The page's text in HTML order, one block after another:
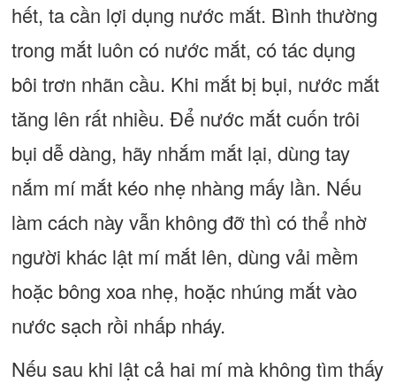
hết, ta cần lợi dụng nước mắt. Bình thường
trong mắt luôn có nước mắt, có tác dụng
bôi trơn nhãn cầu. Khi mắt bị bụi, nước mắt
tăng lên rất nhiều. Để nước mắt cuốn trôi
bụi dễ dàng, hãy nhắm mắt lại, dùng tay
nắm mí mắt kéo nhẹ nhàng mấy lần. Nếu
làm cách này vẫn không đỡ thì có thể nhờ
người khác lật mí mắt lên, dùng vải mềm
hoặc bông xoa nhẹ, hoặc nhúng mắt vào
nước sạch rồi nhấp nháy.
Nếu sau khi lật cả hai mí mà không tìm thấy